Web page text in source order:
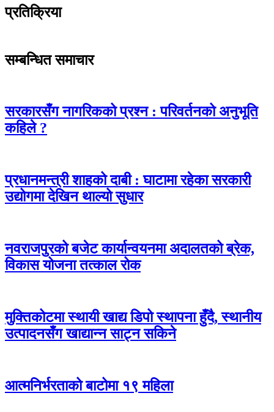
प्रतिक्रिया
सम्बन्धित समाचार
सरकारसँग नागरिकको प्रश्न : परिवर्तनको अनुभूति
कहिले ?
प्रधानमन्त्री शाहको दाबी : घाटामा रहेका सरकारी
उद्योगमा देखिन थाल्यो सुधार
नवराजपुरको बजेट कार्यान्वयनमा अदालतको ब्रेक,
विकास योजना तत्काल रोक
मुक्तिकोटमा स्थायी खाद्य डिपो स्थापना हुँदै, स्थानीय
उत्पादनसँग खाद्यान्न साट्न सकिने
आत्मनिर्भरताको बाटोमा १९ महिला